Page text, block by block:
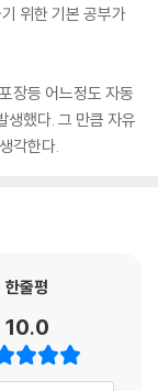
위한 기본 공부가
장등 어느정도 자동
생했다. 그 만큼 자유
각한다.
한줄평
10.0